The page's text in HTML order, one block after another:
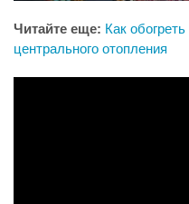
Читайте еще: Как
центрального отопления